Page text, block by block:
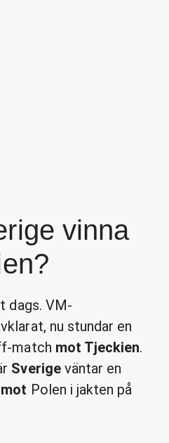
vinna
dags. VM-
nu stundar en
match mot Tjeckien.
Sverigeväntar en
mot Polen i jakten på